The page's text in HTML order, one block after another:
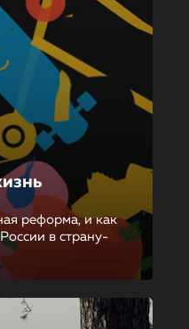
реформа, и как
в страну-